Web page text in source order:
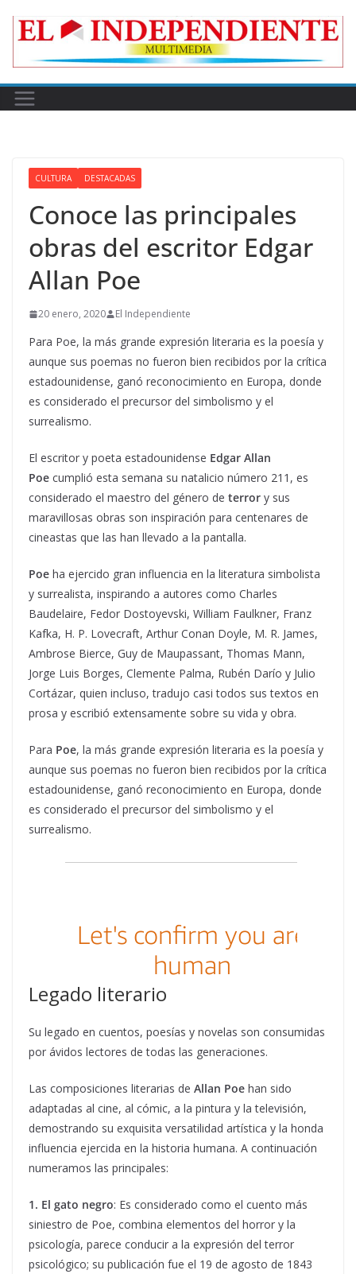
CULTURA DESTACADAS
Conoce las principales
obras del escritor Edgar
Allan Poe
20 enero, 2020 El Independiente
Para Poe, la más grande expresión literaria es la poesía y
aunque sus poemas no fueron bien recibidos por la crítica
estadounidense, ganó reconocimiento en Europa, donde
es considerado el precursor del simbolismo y el
surrealismo.
El escritor y poeta estadounidense Edgar Allan
Poe cumplió esta semana su natalicio número 211, es
considerado el maestro del género de terror y sus
maravillosas obras son inspiración para centenares de
cineastas que las han llevado a la pantalla.
Poe ha ejercido gran influencia en la literatura simbolista
y surrealista, inspirando a autores como Charles
Baudelaire, Fedor Dostoyevski, William Faulkner, Franz
Kafka, H. P. Lovecraft, Arthur Conan Doyle, M. R. James,
Ambrose Bierce, Guy de Maupassant, Thomas Mann,
Jorge Luis Borges, Clemente Palma, Rubén Darío y Julio
Cortázar, quien incluso, tradujo casi todos sus textos en
prosa y escribió extensamente sobre su vida y obra.
Para Poe, la más grande expresión literaria es la poesía y
aunque sus poemas no fueron bien recibidos por la crítica
estadounidense, ganó reconocimiento en Europa, donde
es considerado el precursor del simbolismo y el
surrealismo.
Legado literario
Su legado en cuentos, poesías y novelas son consumidas
por ávidos lectores de todas las generaciones.
Las composiciones literarias de Allan Poe han sido
adaptadas al cine, al cómic, a la pintura y la televisión,
demostrando su exquisita versatilidad artística y la honda
influencia ejercida en la historia humana. A continuación
numeramos las principales:
1. El gato negro: Es considerado como el cuento más
siniestro de Poe, combina elementos del horror y la
psicología, parece conducir a la expresión del terror
psicológico; su publicación fue el 19 de agosto de 1843